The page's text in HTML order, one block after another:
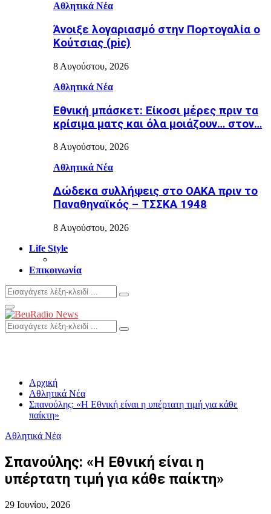
Αθλητικά Νέα
Άνοιξε λογαριασμό στην Πορτογαλία ο
Κούτσιας (pic)
8 Αυγούστου, 2026
Αθλητικά Νέα
Εθνική μπάσκετ: Είκοσι μέρες πριν τα
κρίσιμα ματς και όλα μοιάζουν… στον…
8 Αυγούστου, 2026
Αθλητικά Νέα
Δώδεκα συλλήψεις στο ΟΑΚΑ πριν το
Παναθηναϊκός – ΤΣΣΚΑ 1948
8 Αυγούστου, 2026
Life Style
Επικοινωνία
Search
for:
Search
Primary
Menu
Search
for:
Search
Αρχική
Αθλητικά Νέα
Σπανούλης: «Η Εθνική είναι η υπέρτατη τιμή για κάθε
παίκτη»
Αθλητικά Νέα
Σπανούλης: «Η Εθνική είναι η
υπέρτατη τιμή για κάθε παίκτη»
29 Ιουνίου, 2026